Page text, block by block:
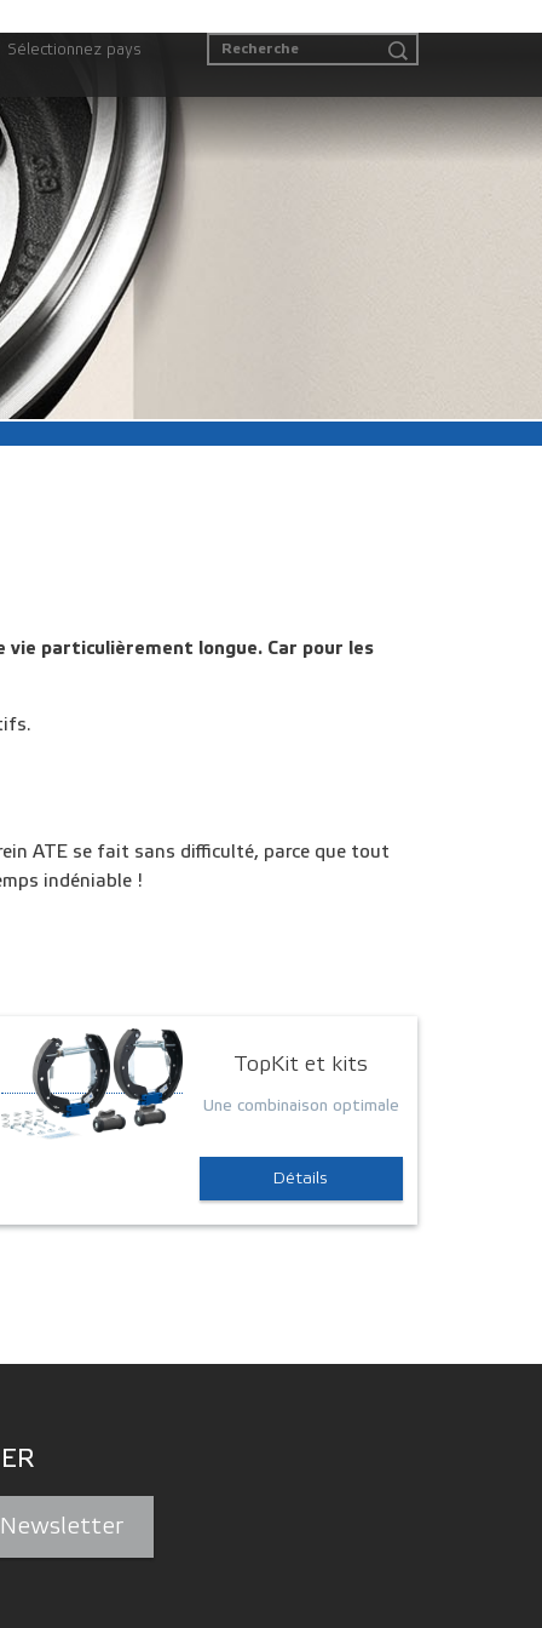
Sélectionnez pays
particulièrement longue. Car pour les
ATE se fait sans difficulté, parce que tout
indéniable !
TopKit et kits
Une combinaison optimale
Détails